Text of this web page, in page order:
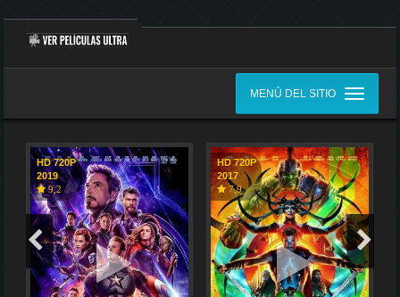
MENÚ DEL SITIO
HD 720P
2019
9,2
HD 720P
2017
7,9